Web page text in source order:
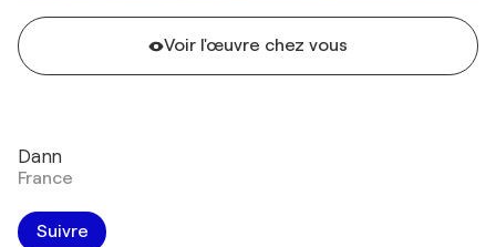
Voir l'œuvre chez vous
Dann
France
Suivre